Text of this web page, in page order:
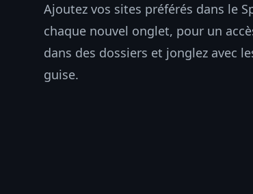
Ajoutez vos sites préférés dans le
chaque nouvel onglet, pour un
dans des dossiers et jonglez avec
guise.